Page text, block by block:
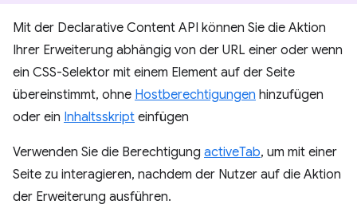
Mit der Declarative Content API können Sie die Aktion
Ihrer Erweiterung abhängig von der URL einer oder wenn
ein CSS-Selektor mit einem Element auf der Seite
übereinstimmt, ohne Hostberechtigungen hinzufügen
oder ein Inhaltsskript einfügen
Verwenden Sie die Berechtigung activeTab, um mit einer
Seite zu interagieren, nachdem der Nutzer auf die Aktion
der Erweiterung ausführen.